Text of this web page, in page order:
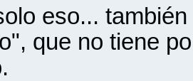
eso...
que no tiene